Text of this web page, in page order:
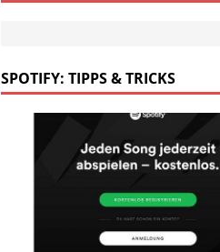
SPOTIFY: TIPPS & TRICKS